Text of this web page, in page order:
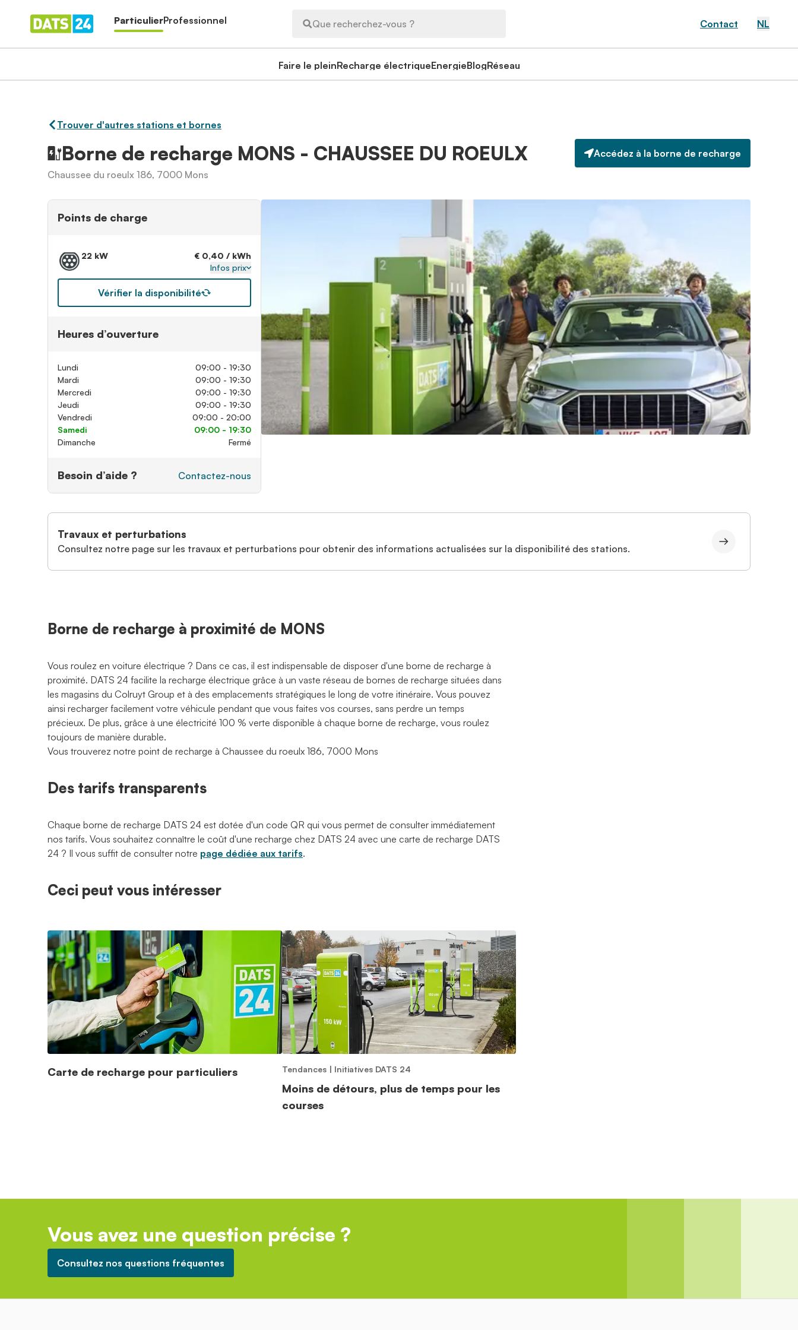
ParticulierProfessionnel Que recherchez-vous ? Contact NL
Faire le pleinRecharge électriqueEnergieBlogRéseau
Trouver d'autres stations et bornes
Borne de recharge MONS - CHAUSSEE DU ROEULX
Accédez à la borne de recharge
Chaussee du roeulx 186, 7000 Mons
Points de charge
22 kW
€ 0,40 / kWh
Infos prix
Vérifier la disponibilité
Heures d’ouverture
Lundi
09:00 - 19:30
Mardi
09:00 - 19:30
Mercredi
09:00 - 19:30
Jeudi
09:00 - 19:30
Vendredi
09:00 - 20:00
Samedi
09:00 - 19:30
Dimanche
Fermé
Besoin d’aide ? Contactez-nous
Travaux et perturbations
Consultez notre page sur les travaux et perturbations pour obtenir des informations actualisées sur la disponibilité des stations.
Borne de recharge à proximité de MONS
Vous roulez en voiture électrique ? Dans ce cas, il est indispensable de disposer d'une borne de recharge à
proximité. DATS 24 facilite la recharge électrique grâce à un vaste réseau de bornes de recharge situées dans
les magasins du Colruyt Group et à des emplacements stratégiques le long de votre itinéraire. Vous pouvez
ainsi recharger facilement votre véhicule pendant que vous faites vos courses, sans perdre un temps
précieux. De plus, grâce à une électricité 100 % verte disponible à chaque borne de recharge, vous roulez
toujours de manière durable.
Vous trouverez notre point de recharge à Chaussee du roeulx 186, 7000 Mons
Des tarifs transparents
Chaque borne de recharge DATS 24 est dotée d'un code QR qui vous permet de consulter immédiatement
nos tarifs. Vous souhaitez connaître le coût d'une recharge chez DATS 24 avec une carte de recharge DATS
24 ? Il vous suffit de consulter notre page dédiée aux tarifs.
Ceci peut vous intéresser
Carte de recharge pour particuliers Tendances | Initiatives DATS 24
Moins de détours, plus de temps pour les
courses
Vous avez une question précise ?
Consultez nos questions fréquentes